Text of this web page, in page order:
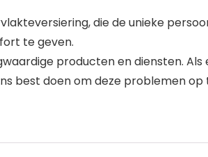
die de unieke
te geven.
producten en diensten.
best doen om deze problemen op